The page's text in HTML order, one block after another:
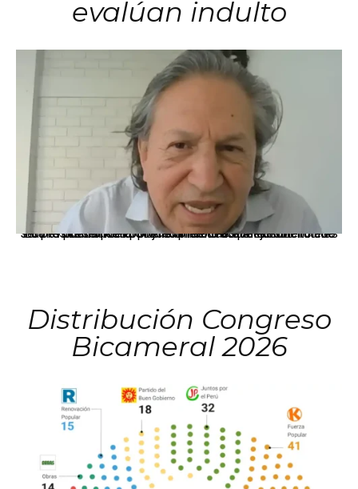
evalúan indulto
La presidenta Keiko Fujimori informó que la solicitud de indulto presentada por el expresidente Alejandro Toledo será evaluada por la Comisión de Gracias Presidenciales conforme al procedimiento establecido.
Distribución Congreso
Bicameral 2026